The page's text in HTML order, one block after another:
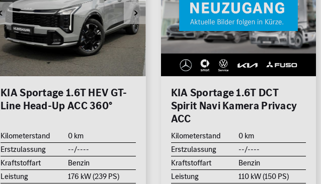
KIA Sportage 1.6T HEV GT-
Line Head-Up ACC 360°
Kilometerstand
0 km
Erstzulassung
--/----
Kraftstoffart
Benzin
Leistung
176 kW (239 PS)
KIA Sportage 1.6T DCT
Spirit Navi Kamera Privacy
ACC
Kilometerstand
0 km
Erstzulassung
--/----
Kraftstoffart
Benzin
Leistung
110 kW (150 PS)